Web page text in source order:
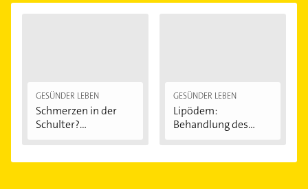
GESÜNDER LEBEN
Schmerzen in der
Schulter?
GESÜNDER LEBEN
Lipödem:
Behandlung des